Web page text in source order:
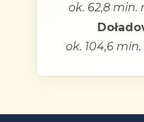
ok. 62,8 min.
ok. 104,6